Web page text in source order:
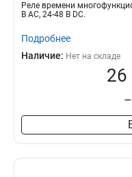
Реле времени
В АС, 24-48 В DC.
Подробнее
Наличие: Нет на складе
26
–